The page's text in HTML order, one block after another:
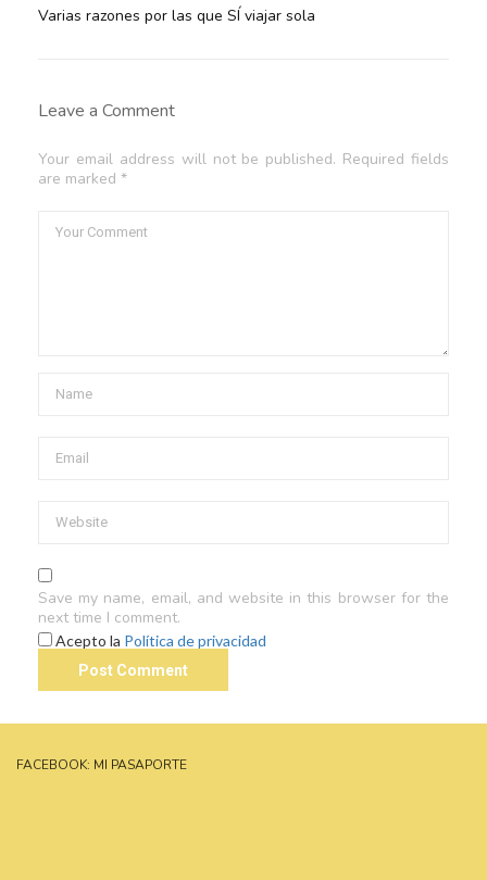
Varias razones por las que SÍ viajar sola
Leave a Comment
Your email address will not be published. Required fields
are marked *
Save my name, email, and website in this browser for the
next time I comment.
Acepto la Política de privacidad
FACEBOOK: MI PASAPORTE